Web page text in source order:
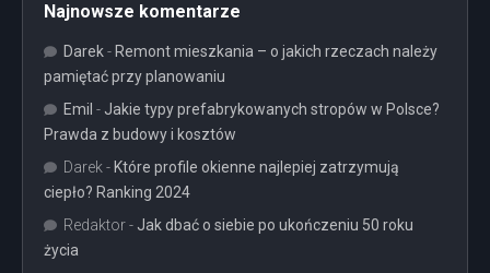
Najnowsze komentarze
Darek- Remont mieszkania – o jakich rzeczach należy
pamiętać przy planowaniu
Emil - Jakie typy prefabrykowanych stropów w Polsce?
Prawda z budowy i kosztów
Darek - Które profile okienne najlepiej zatrzymują
ciepło? Ranking 2024
Redaktor- Jak dbać o siebie po ukończeniu 50 roku
życia